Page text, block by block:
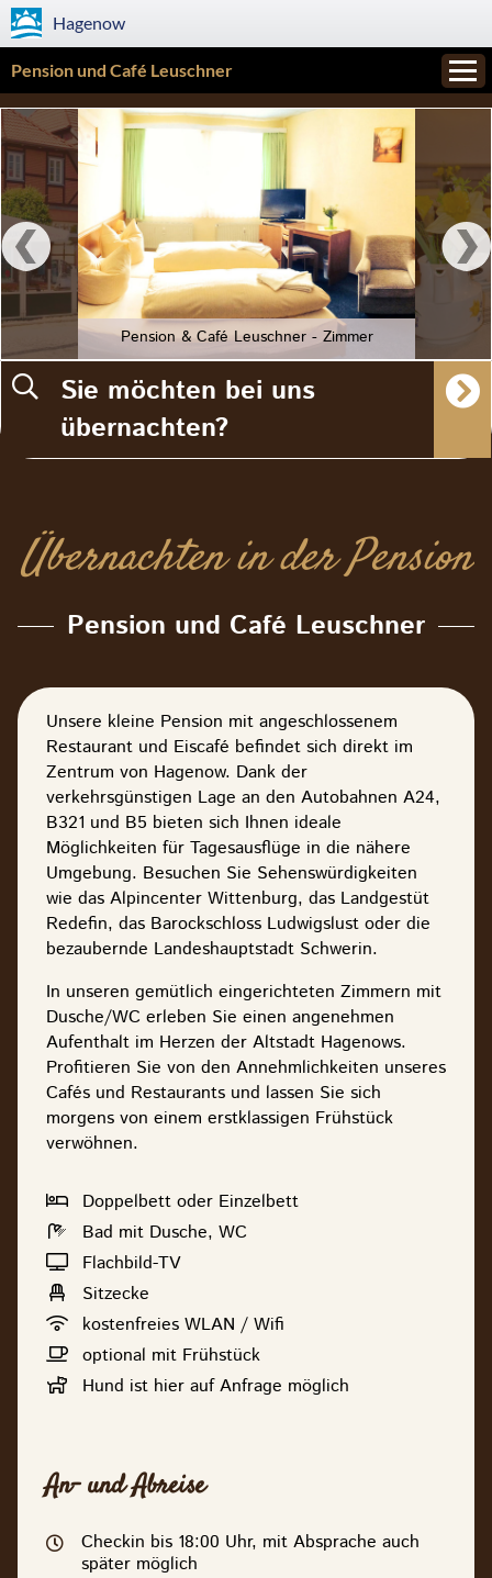
Hagenow
Pension und Café Leuschner
Pension & Café Leuschner - Zimmer
Sie möchten bei uns
übernachten?
Übernachten in der Pension
Pension und Café Leuschner
Unsere kleine Pension mit angeschlossenem
Restaurant und Eiscafé befindet sich direkt im
Zentrum von Hagenow. Dank der
verkehrsgünstigen Lage an den Autobahnen A24,
B321 und B5 bieten sich Ihnen ideale
Möglichkeiten für Tagesausflüge in die nähere
Umgebung. Besuchen Sie Sehenswürdigkeiten
wie das Alpincenter Wittenburg, das Landgestüt
Redefin, das Barockschloss Ludwigslust oder die
bezaubernde Landeshauptstadt Schwerin.
In unseren gemütlich eingerichteten Zimmern mit
Dusche/WC erleben Sie einen angenehmen
Aufenthalt im Herzen der Altstadt Hagenows.
Profitieren Sie von den Annehmlichkeiten unseres
Cafés und Restaurants und lassen Sie sich
morgens von einem erstklassigen Frühstück
verwöhnen.
Doppelbett oder Einzelbett
Bad mit Dusche, WC
Flachbild-TV
Sitzecke
kostenfreies WLAN / Wifi
optional mit Frühstück
Hund ist hier auf Anfrage möglich
An- und Abreise
Checkin bis 18:00 Uhr, mit Absprache auch
später möglich